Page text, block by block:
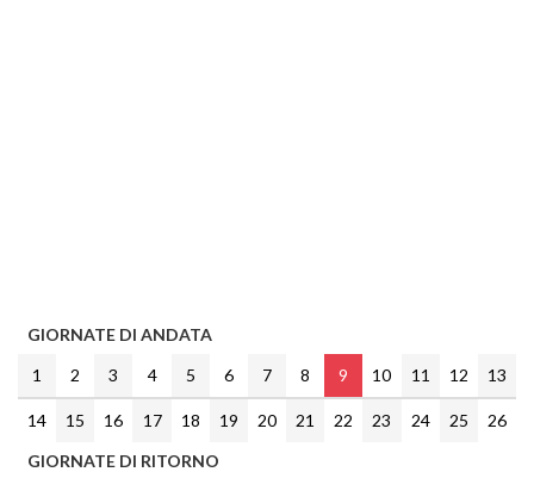
GIORNATE DI ANDATA
1
2 3 4 5 6 7 8 9 10 11 12 13
14 15 16 17 18 19 20 21 22 23 24 25
26
GIORNATE DI RITORNO